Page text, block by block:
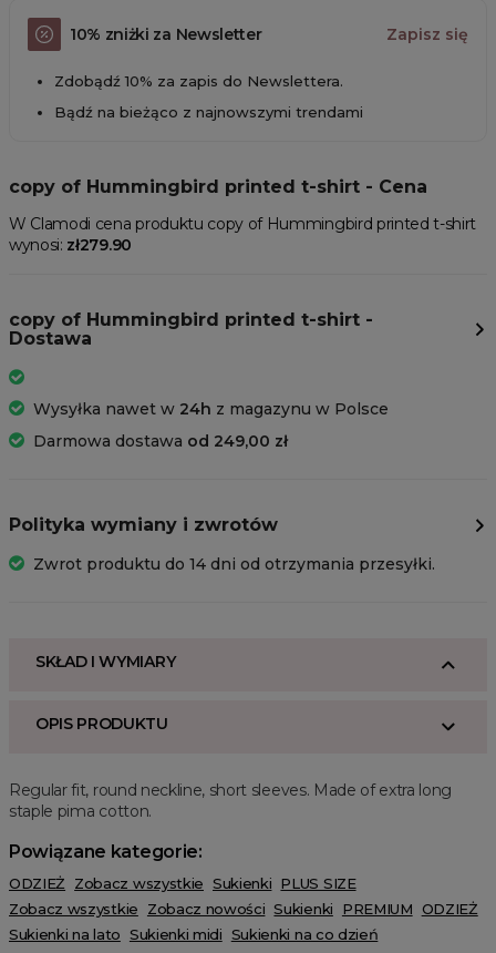
10% zniżki za Newsletter Zapisz się
Zdobądź 10% za zapis do Newslettera.
Bądź na bieżąco z najnowszymi trendami
copy of Hummingbird printed t-shirt - Cena
W Clamodi cena produktu copy of Hummingbird printed t-shirt
wynosi: zł279.90
copy of Hummingbird printed t-shirt -
Dostawa
Wysyłka nawet w 24h z magazynu w Polsce
Darmowa dostawa od 249,00 zł
Polityka wymiany i zwrotów
Zwrot produktu do 14 dni od otrzymania przesyłki.
SKŁAD I WYMIARY
OPIS PRODUKTU
Regular fit, round neckline, short sleeves. Made of extra long
staple pima cotton.
Powiązane kategorie:
ODZIEŻ Zobacz wszystkie Sukienki PLUS SIZE
Zobacz wszystkie
Zobacz nowości Sukienki PREMIUM ODZIEŻ
Sukienki na lato Sukienki midi Sukienki na co dzień